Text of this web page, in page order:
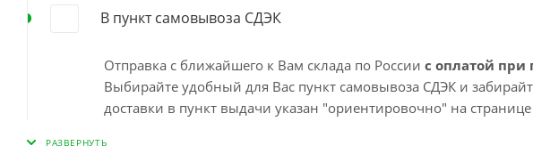
В пункт самовывоза СДЭК
Отправка с ближайшего к Вам склада по России с оплатой при
Выбирайте удобный для Вас пункт самовывоза СДЭК и
доставки в пункт выдачи указан "ориентировочно" на